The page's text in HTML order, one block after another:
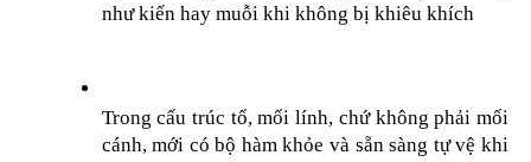
như kiến hay muỗi khi không bị khiêu khích
Trong cấu trúc tổ, mối lính, chứ không phải mối
cánh, mới có bộ hàm khỏe và sẵn sàng tự vệ khi